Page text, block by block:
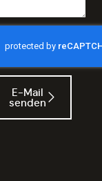
E-Mail
senden